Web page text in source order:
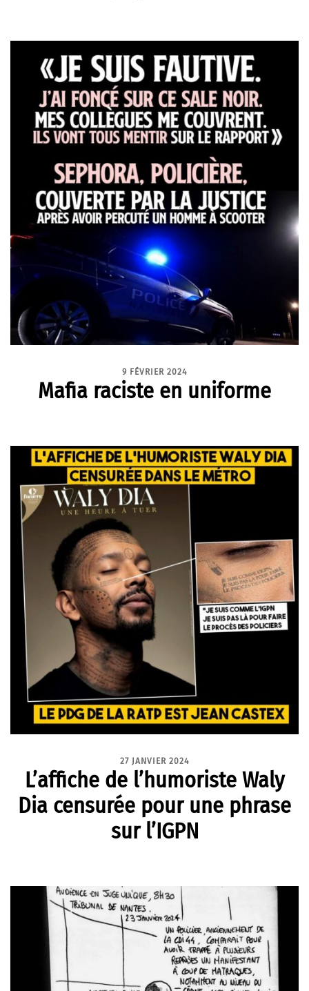
9 FÉVRIER 2024
Mafia raciste en uniforme
27 JANVIER 2024
L’affiche de l’humoriste Waly
Dia censurée pour une phrase
sur l’IGPN